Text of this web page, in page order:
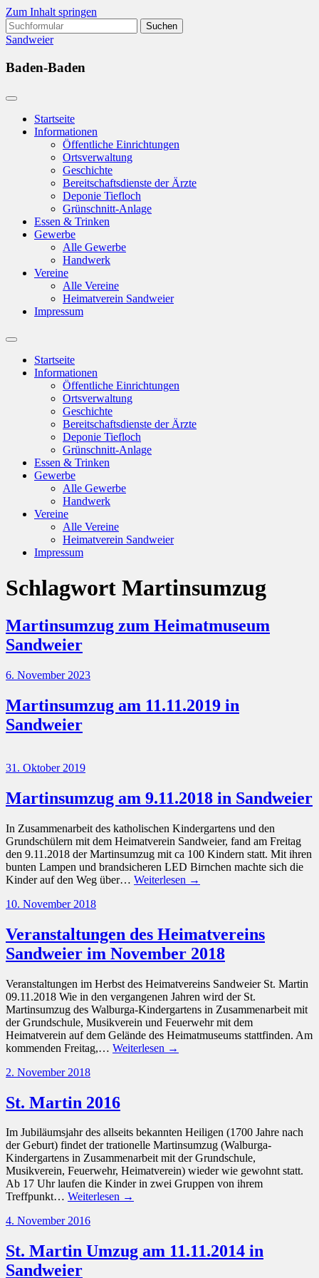
Zum Inhalt springen
Suchen
nach:
Sandweier
Baden-Baden
Startseite
Informationen
Öffentliche Einrichtungen
Ortsverwaltung
Geschichte
Bereitschaftsdienste der Ärzte
Deponie Tiefloch
Grünschnitt-Anlage
Essen & Trinken
Gewerbe
Alle Gewerbe
Handwerk
Vereine
Alle Vereine
Heimatverein Sandweier
Impressum
Suchfeld
ein-/ausblenden
Startseite
Informationen
Öffentliche Einrichtungen
Ortsverwaltung
Geschichte
Bereitschaftsdienste der Ärzte
Deponie Tiefloch
Grünschnitt-Anlage
Essen & Trinken
Gewerbe
Alle Gewerbe
Handwerk
Vereine
Alle Vereine
Heimatverein Sandweier
Impressum
Schlagwort Martinsumzug
Martinsumzug zum Heimatmuseum
Sandweier
6. November 2023
Martinsumzug am 11.11.2019 in
Sandweier
31. Oktober 2019
Martinsumzug am 9.11.2018 in Sandweier
In Zusammenarbeit des katholischen Kindergartens und den
Grundschülern mit dem Heimatverein Sandweier, fand am Freitag
den 9.11.2018 der Martinsumzug mit ca 100 Kindern statt. Mit ihren
bunten Lampen und brandsicheren LED Birnchen machte sich die
Kinder auf den Weg über… Weiterlesen →
10. November 2018
Veranstaltungen des Heimatvereins
Sandweier im November 2018
Veranstaltungen im Herbst des Heimatvereins Sandweier St. Martin
09.11.2018 Wie in den vergangenen Jahren wird der St.
Martinsumzug des Walburga-Kindergartens in Zusammenarbeit mit
der Grundschule, Musikverein und Feuerwehr mit dem
Heimatverein auf dem Gelände des Heimatmuseums stattfinden. Am
kommenden Freitag,… Weiterlesen →
2. November 2018
St. Martin 2016
Im Jubiläumsjahr des allseits bekannten Heiligen (1700 Jahre nach
der Geburt) findet der trationelle Martinsumzug (Walburga-
Kindergartens in Zusammenarbeit mit der Grundschule,
Musikverein, Feuerwehr, Heimatverein) wieder wie gewohnt statt.
Ab 17 Uhr laufen die Kinder in zwei Gruppen von ihrem
Treffpunkt… Weiterlesen →
4. November 2016
St. Martin Umzug am 11.11.2014 in
Sandweier